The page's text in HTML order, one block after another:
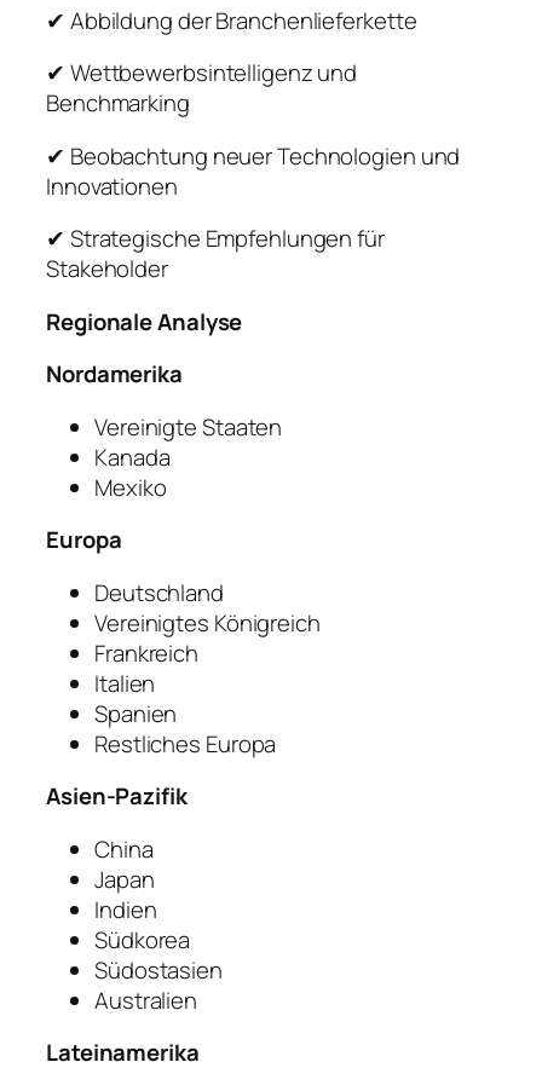
✔ Abbildung der Branchenlieferkette
✔ Wettbewerbsintelligenz und
Benchmarking
✔ Beobachtung neuer Technologien und
Innovationen
✔ Strategische Empfehlungen für
Stakeholder
Regionale Analyse
Nordamerika
Vereinigte Staaten
Kanada
Mexiko
Europa
Deutschland
Vereinigtes Königreich
Frankreich
Italien
Spanien
Restliches Europa
Asien-Pazifik
China
Japan
Indien
Südkorea
Südostasien
Australien
Lateinamerika